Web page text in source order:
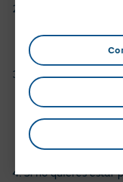
de secado para
total tendrás”.
Planifica la hora
discriminación
lavadora en las
barata, es decir,
desde las 0 a las 8
Si no quieres estar